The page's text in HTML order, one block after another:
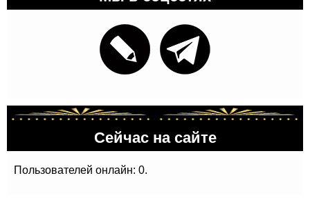
Сейчас на сайте
Пользователей онлайн: 0.